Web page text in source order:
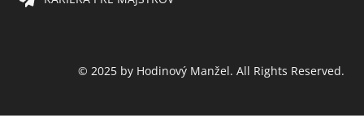
© 2025 by Hodinový Manžel. All Rights Reserved.